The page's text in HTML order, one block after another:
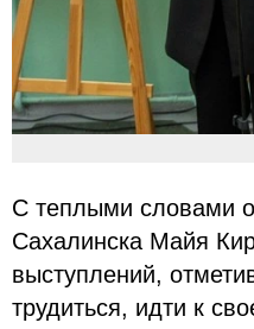
С теплыми словами
Сахалинска Майя
выступлений,
трудиться, идти к